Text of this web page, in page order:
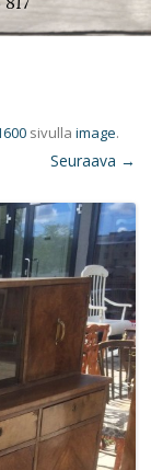
sivulla image.
Seuraava →